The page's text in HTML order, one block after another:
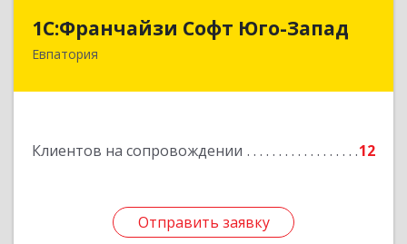
1С:Франчайзи Софт Юго-Запад
Евпатория
Клиентов на сопровождении 12
Отправить заявку
1С:Франчайзи Софт Юго-Запад
297407, Крым Респ, Евпатория г, Победы пр-кт,
Отправить заявку